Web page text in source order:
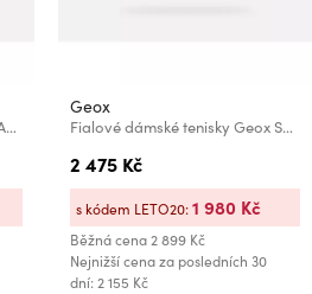
Béžové dámské tenisky Geox Addisse
Geox
Fialové dámské tenisky Geox Spherica Plus Fast in
2 475 Kč
Běžná cena2 899 Kč
Nejnižší cena za posledních 30
dní: 2 155 Kč
s kódem LETO20:1 980 Kč